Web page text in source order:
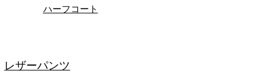
ハーフコート
レザーパンツ